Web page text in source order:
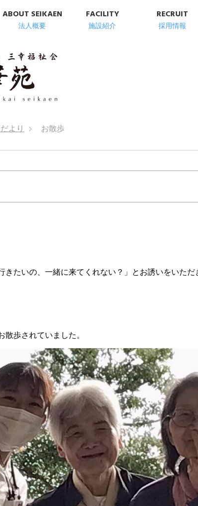
ABOUT SEIKAEN
法人概要
FACILITY
施設紹介
RECRUIT
採用情報
明石市の高齢
より お散歩
たいの、一緒に来てくれない？」とお誘いをいた
歩されていました。